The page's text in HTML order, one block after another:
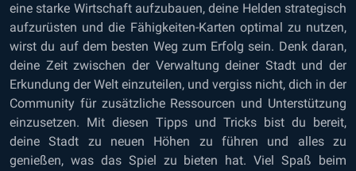
eine starke Wirtschaft aufzubauen, deine Helden strategisch
aufzurüsten und die Fähigkeiten-Karten optimal zu nutzen,
wirst du auf dem besten Weg zum Erfolg sein. Denk daran,
deine Zeit zwischen der Verwaltung deiner Stadt und der
Erkundung der Welt einzuteilen, und vergiss nicht, dich in der
Community für zusätzliche Ressourcen und Unterstützung
einzusetzen. Mit diesen Tipps und Tricks bist du bereit,
deine Stadt zu neuen Höhen zu führen und alles zu
genießen, was das Spiel zu bieten hat. Viel Spaß
beim